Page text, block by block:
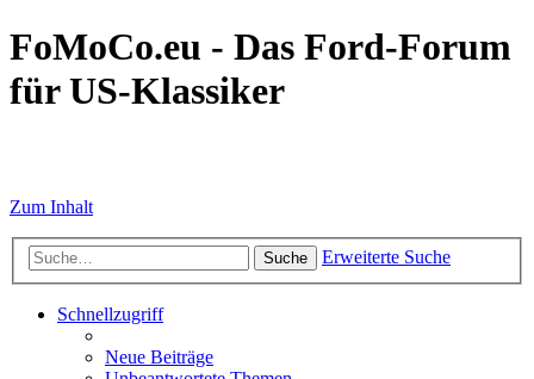
FoMoCo.eu - Das Ford-Forum
für US-Klassiker
Zum Inhalt
Suche Erweiterte Suche
Schnellzugriff
Neue Beiträge